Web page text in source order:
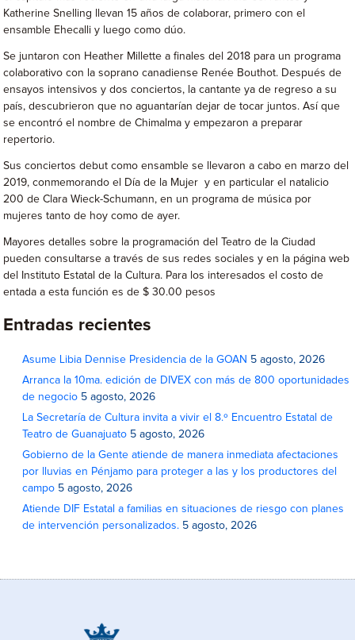
Katherine Snelling llevan 15 años de colaborar, primero con el
ensamble Ehecalli y luego como dúo.
Se juntaron con Heather Millette a finales del 2018 para un programa
colaborativo con la soprano canadiense Renée Bouthot. Después de
ensayos intensivos y dos conciertos, la cantante ya de regreso a su
país, descubrieron que no aguantarían dejar de tocar juntos. Así que
se encontró el nombre de Chimalma y empezaron a preparar
repertorio.
Sus conciertos debut como ensamble se llevaron a cabo en marzo del
2019, conmemorando el Día de la Mujer y en particular el natalicio
200 de Clara Wieck-Schumann, en un programa de música por
mujeres tanto de hoy como de ayer.
Mayores detalles sobre la programación del Teatro de la Ciudad
pueden consultarse a través de sus redes sociales y en la página web
del Instituto Estatal de la Cultura. Para los interesados el costo de
entada a esta función es de $ 30.00 pesos
Entradas recientes
Asume Libia Dennise Presidencia de la GOAN 5 agosto, 2026
Arranca la 10ma. edición de DIVEX con más de 800 oportunidades
de negocio 5 agosto, 2026
La Secretaría de Cultura invita a vivir el 8.º Encuentro Estatal de
Teatro de Guanajuato 5 agosto, 2026
Gobierno de la Gente atiende de manera inmediata afectaciones
por lluvias en Pénjamo para proteger a las y los productores del
campo 5 agosto, 2026
Atiende DIF Estatal a familias en situaciones de riesgo con planes
de intervención personalizados. 5 agosto, 2026